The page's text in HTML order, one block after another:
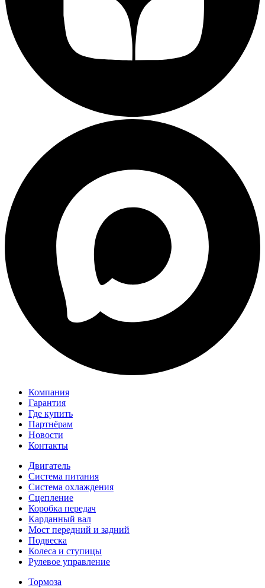
Компания
Гарантия
Где купить
Партнёрам
Новости
Контакты
Двигатель
Система питания
Система охлаждения
Сцепление
Коробка передач
Карданный вал
Мост передний и задний
Подвеска
Колеса и ступицы
Рулевое управление
Тормоза